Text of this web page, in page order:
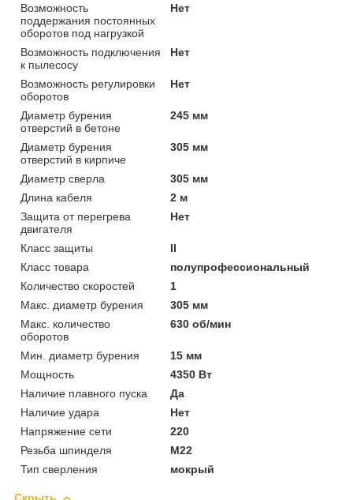
Возможность
поддержания постоянных
оборотов под нагрузкой
Нет
Возможность подключения
к пылесосу
Нет
Возможность регулировки
оборотов
Нет
Диаметр бурения
отверстий в бетоне
245 мм
Диаметр бурения
отверстий в кирпиче
305 мм
Диаметр сверла
305 мм
Длина кабеля
2 м
Защита от перегрева
двигателя
Нет
Класс защиты
II
Класс товара
полупрофессиональный
Количество скоростей
1
Макс. диаметр бурения
305 мм
Макс. количество
оборотов
630 об/мин
Мин. диаметр бурения
15 мм
Мощность
4350 Вт
Наличие плавного пуска
Да
Наличие удара
Нет
Напряжение сети
220
Резьба шпинделя
M22
Тип сверления
мокрый
Скрыть